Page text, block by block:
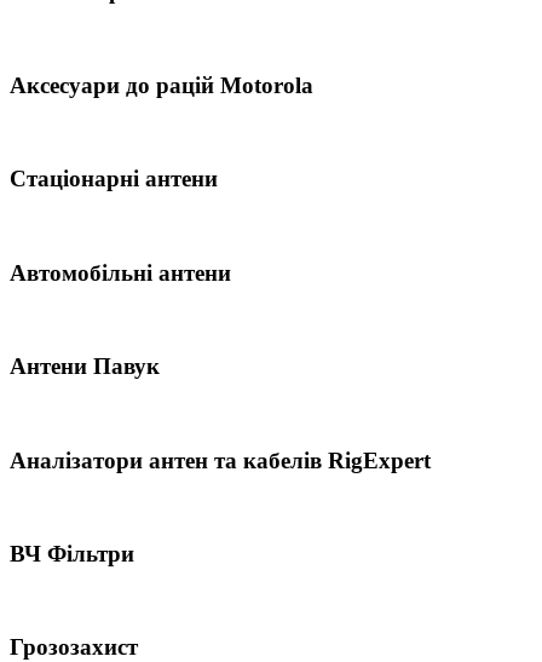
Аксесуари до рацій Motorola
Стаціонарні антени
Автомобільні антени
Антени Павук
Аналізатори антен та кабелів RigExpert
ВЧ Фільтри
Грозозахист